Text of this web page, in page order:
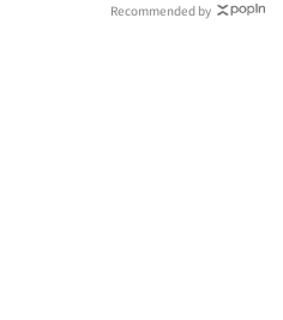
Recommended by